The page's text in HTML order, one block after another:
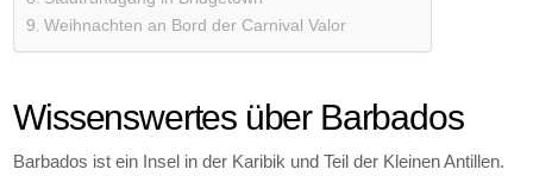
Weihnachten an Bord der Carnival Valor
Wissenswertes über Barbados
Barbados ist ein Insel in der Karibik und Teil der Kleinen Antillen.